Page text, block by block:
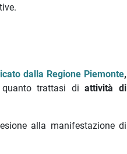
dalla Regione Piemonte,
trattasi di attività di
alla manifestazione di